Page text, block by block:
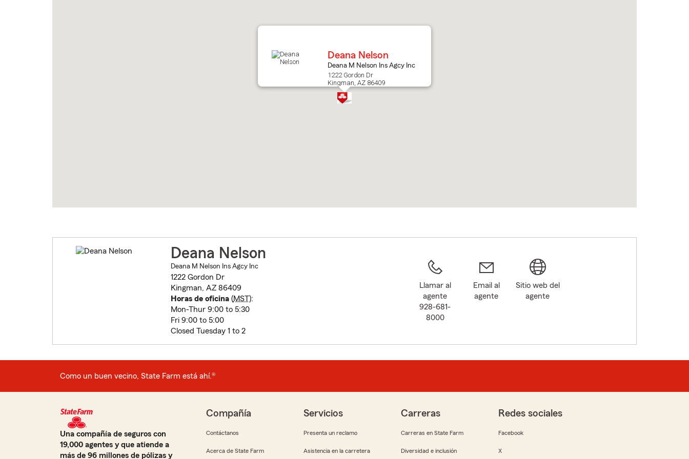
Deana Nelson
Deana M Nelson Ins Agcy Inc
1222 Gordon Dr
Kingman, AZ 86409
Deana Nelson
Deana M Nelson Ins Agcy Inc
1222 Gordon Dr
Kingman, AZ 86409
Horas de oficina(MST):
Mon-Thur 9:00 to 5:30
Fri 9:00 to 5:00
Closed Tuesday 1 to 2
Llamar al
agente
928-681-
8000
Email al
agente
Sitio web del
agente
Como un buen vecino, State Farm está ahí.®
Una compañía de seguros con
19,000 agentes y que atiende a
más de 96 millones de pólizas y
Compañía
Contáctanos
Acerca de State Farm
Servicios
Presenta un reclamo
Asistencia en la carretera
Carreras
Carreras en State Farm
Diversidad e inclusión
Redes sociales
Facebook
X